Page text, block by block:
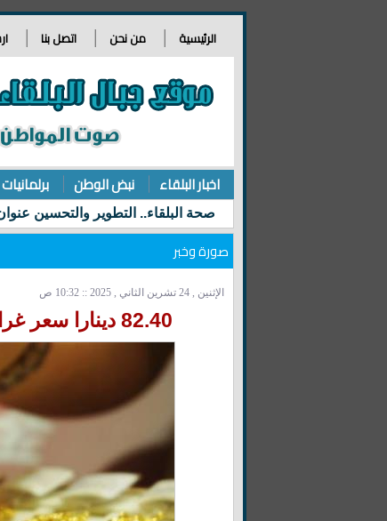
الرئيسية من نحن اتصل بنا
اخبار البلقاء نبض الوطن برلمانيات
صورة وخبر
الإثنين , 24 تشرين الثاني , 2025 :: 10:32 ص
82.40 دينارا سعر غرام الذهب عيار 21 في السوق المحلية الاثنين